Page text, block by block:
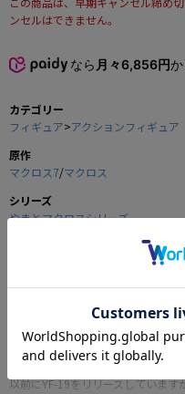
ンセルはできません。
なら 月々6,856円
カテゴリー
フィギュア>アクションフィギュア
原作
マクロス7/マクロス
シリーズ
やまとマクロスシリーズ
「マクロス７」シリーズ待望の主
以前にYF-19をリリースしていま